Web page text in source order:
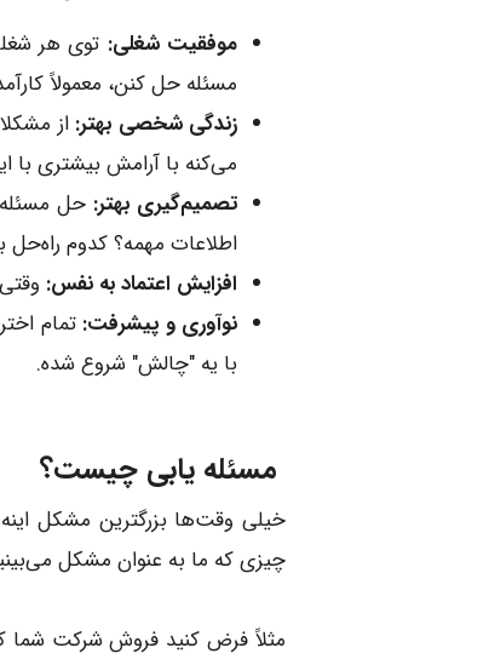
موفقیت شغلی: توی هر
مسئله حل کنن، معمولاً
زندگی شخصی بهتر: از
می‌کنه با آرامش بیشتری با
تصمیم‌گیری بهتر: حل
اطلاعات مهمه؟ کدوم راه‌حل
افزایش اعتماد به نفس:
نوآوری و پیشرفت: تمام
با یه "چالش" شروع شده.
مسئله یابی چیست؟
خیلی وقت‌ها بزرگترین مشکل
چیزی که ما به عنوان مشکل
مثلاً فرض کنید فروش شرکت شما